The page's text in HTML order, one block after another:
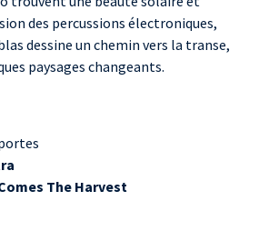
des percussions électroniques,
dessine un chemin vers la transe,
paysages changeants.
The Harvest